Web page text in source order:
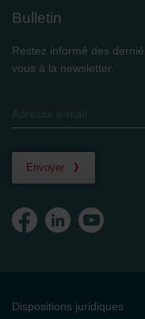
Bulletin
Restez informé des
vous à la newsletter.
Envoyer
Dispositions juridiques